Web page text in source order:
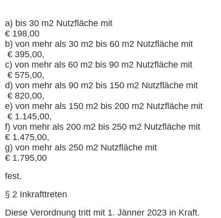
a) bis 30 m2 Nutzfläche mit
€ 198,00
b) von mehr als 30 m2 bis 60 m2 Nutzfläche mit
€ 395,00,
c) von mehr als 60 m2 bis 90 m2 Nutzfläche mit
€ 575,00,
d) von mehr als 90 m2 bis 150 m2 Nutzfläche mit
€ 820,00,
e) von mehr als 150 m2 bis 200 m2 Nutzfläche mit
€ 1.145,00,
f) von mehr als 200 m2 bis 250 m2 Nutzfläche mit
€ 1.475,00,
g) von mehr als 250 m2 Nutzfläche mit
€ 1.795,00
fest.
§ 2 Inkrafttreten
Diese Verordnung tritt mit 1. Jänner 2023 in Kraft.